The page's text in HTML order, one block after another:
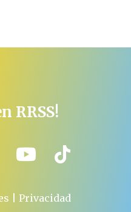
RRSS!
|Privacidad